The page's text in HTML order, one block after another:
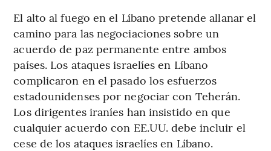
El alto al fuego en el Líbano pretende allanar el
camino para las negociaciones sobre un
acuerdo de paz permanente entre ambos
países. Los ataques israelíes en Líbano
complicaron en el pasado los esfuerzos
estadounidenses por negociar con Teherán.
Los dirigentes iraníes han insistido en que
cualquier acuerdo con EE.UU. debe incluir el
cese de los ataques israelíes en Líbano.